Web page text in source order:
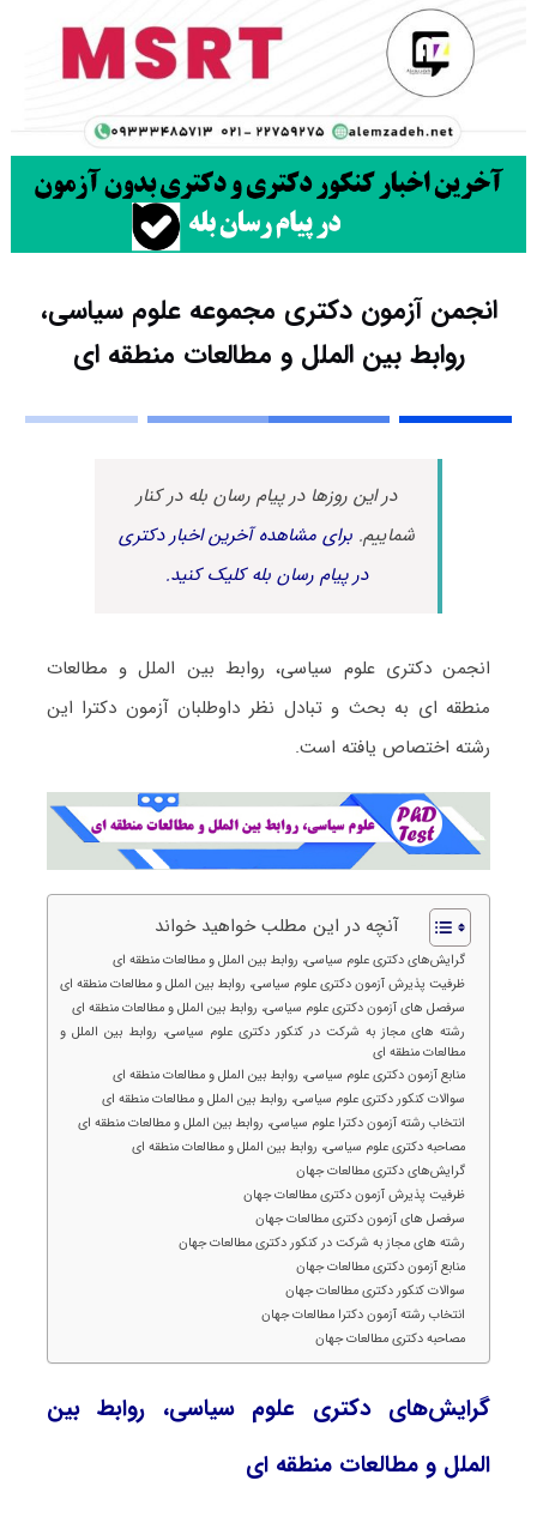
انجمن آزمون دکتری مجموعه علوم سیاسی،
روابط بین الملل و مطالعات منطقه ای
در این روزها در پیام رسان بله در کنار
شماییم.برای مشاهده آخرین اخبار دکتری
در پیام رسان بله کلیک کنید.
انجمن دکتری علوم سیاسی، روابط بین الملل و مطالعات
منطقه ای به بحث و تبادل نظر داوطلبان آزمون دکترا این
رشته اختصاص یافته است.
آنچه در این مطلب خواهید خواند
گرایش‌های دکتری علوم سیاسی، روابط بین الملل و مطالعات منطقه ای
ظرفیت پذیرش آزمون دکتری علوم سیاسی، روابط بین الملل و مطالعات منطقه ای
سرفصل های آزمون دکتری علوم سیاسی، روابط بین الملل و مطالعات منطقه ای
رشته های مجاز به شرکت در کنکور دکتری علوم سیاسی، روابط بین الملل و
مطالعات منطقه ای
منابع آزمون دکتری علوم سیاسی، روابط بین الملل و مطالعات منطقه ای
سوالات کنکور دکتری علوم سیاسی، روابط بین الملل و مطالعات منطقه ای
انتخاب رشته آزمون دکترا علوم سیاسی، روابط بین الملل و مطالعات منطقه ای
مصاحبه دکتری علوم سیاسی، روابط بین الملل و مطالعات منطقه ای
گرایش‌های دکتری مطالعات جهان
ظرفیت پذیرش آزمون دکتری مطالعات جهان
سرفصل های آزمون دکتری مطالعات جهان
رشته های مجاز به شرکت در کنکور دکتری مطالعات جهان
منابع آزمون دکتری مطالعات جهان
سوالات کنکور دکتری مطالعات جهان
انتخاب رشته آزمون دکترا مطالعات جهان
مصاحبه دکتری مطالعات جهان
گرایش‌های دکتری علوم سیاسی، روابط بین
الملل و مطالعات منطقه ای